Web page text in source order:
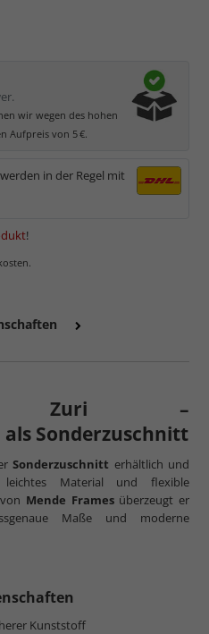
wir wegen des hohen
Aufpreis von 5 €.
werden in der Regel mit
!
Zuri –
Sonderzuschnitt
Sonderzuschnitt erhältlich und
Material und flexible
Mende Framesüberzeugt er
Maße und moderne
Kunststoff